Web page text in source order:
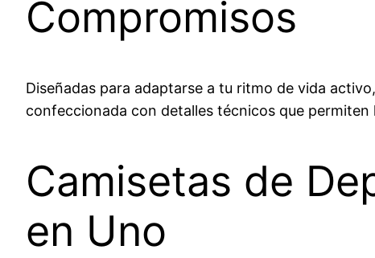
Compromisos
Diseñadas para adaptarse a tu ritmo de vida
confeccionada con detalles técnicos que
Camisetas de
en Uno